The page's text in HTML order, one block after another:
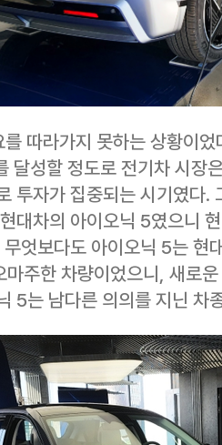
따라가지 못하는 상황이
달성할 정도로 전기차 시장
투자가 집중되는 시기였다.
대차의 아이오닉 5였으니
엇보다도 아이오닉 5는 현
마주한 차량이었으니, 새로
5는 남다른 의의를 지닌 차